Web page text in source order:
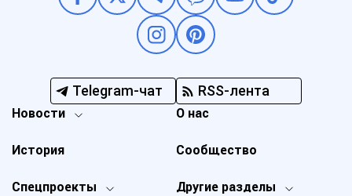
Telegram-чат RSS-лента
Новости
Спецпроекты Другие разделы
История
О нас
Сообщество